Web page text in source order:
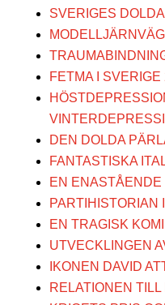
SVERIGES
FETMA I SVERIGE
DEN DOLDA
FANTASTISKA
EN ENASTÅENDE
PARTIHISTORIAN
EN TRAGISK
UTVECKLINGEN
IKONEN DAVID
RELATIONEN